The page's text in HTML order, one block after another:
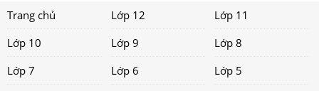
Trang chủ Lớp 12
Lớp 11
Lớp 10
Lớp 9
Lớp 8
Lớp 7
Lớp 6 Lớp 5